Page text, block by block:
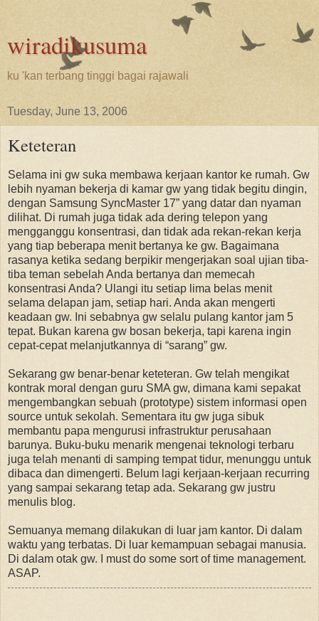
wiradikusuma
ku 'kan terbang tinggi bagai rajawali
Tuesday, June 13, 2006
Keteteran
Selama ini gw suka membawa kerjaan kantor ke rumah. Gw
lebih nyaman bekerja di kamar gw yang tidak begitu dingin,
dengan Samsung SyncMaster 17” yang datar dan nyaman
dilihat. Di rumah juga tidak ada dering telepon yang
mengganggu konsentrasi, dan tidak ada rekan-rekan kerja
yang tiap beberapa menit bertanya ke gw. Bagaimana
rasanya ketika sedang berpikir mengerjakan soal ujian tiba-
tiba teman sebelah Anda bertanya dan memecah
konsentrasi Anda? Ulangi itu setiap lima belas menit
selama delapan jam, setiap hari. Anda akan mengerti
keadaan gw. Ini sebabnya gw selalu pulang kantor jam 5
tepat. Bukan karena gw bosan bekerja, tapi karena ingin
cepat-cepat melanjutkannya di “sarang” gw.
Sekarang gw benar-benar keteteran. Gw telah mengikat
kontrak moral dengan guru SMA gw, dimana kami sepakat
mengembangkan sebuah (prototype) sistem informasi open
source untuk sekolah. Sementara itu gw juga sibuk
membantu papa mengurusi infrastruktur perusahaan
barunya. Buku-buku menarik mengenai teknologi terbaru
juga telah menanti di samping tempat tidur, menunggu untuk
dibaca dan dimengerti. Belum lagi kerjaan-kerjaan recurring
yang sampai sekarang tetap ada. Sekarang gw justru
menulis blog.
Semuanya memang dilakukan di luar jam kantor. Di dalam
waktu yang terbatas. Di luar kemampuan sebagai manusia.
Di dalam otak gw. I must do some sort of time management.
ASAP.